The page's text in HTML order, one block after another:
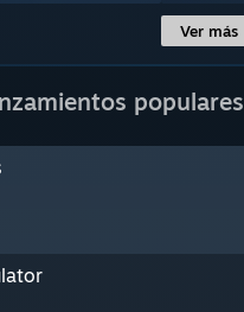
Ver más
populares